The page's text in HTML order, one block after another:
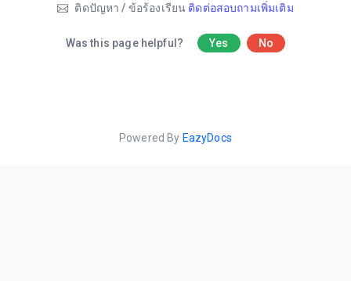
ติดปัญหา / ข้อร้องเรียน ติดต่อสอบถามเพิ่มเติม
Was this page helpful? Yes No
Powered By EazyDocs